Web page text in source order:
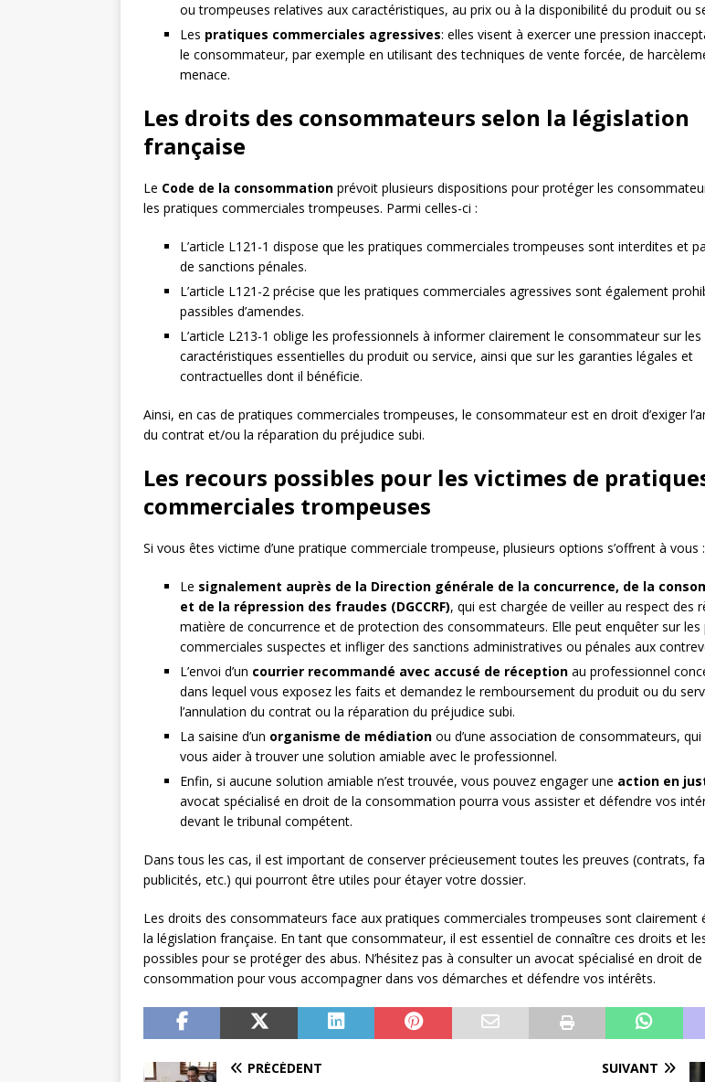
ou trompeuses relatives aux caractéristiques, au prix ou à la disponibilité du produit ou
Les pratiques commerciales agressives: elles visent à exercer une pression
le consommateur, par exemple en utilisant des techniques de vente forcée, de
menace.
Les droits des consommateurs selon la législation
française
Le Code de la consommation prévoit plusieurs dispositions pour protéger les
les pratiques commerciales trompeuses. Parmi celles-ci :
L’article L121-1 dispose que les pratiques commerciales trompeuses sont interdites et
de sanctions pénales.
L’article L121-2 précise que les pratiques commerciales agressives sont également
passibles d’amendes.
L’article L213-1 oblige les professionnels à informer clairement le consommateur sur les
caractéristiques essentielles du produit ou service, ainsi que sur les garanties légales et
contractuelles dont il bénéficie.
Ainsi, en cas de pratiques commerciales trompeuses, le consommateur est en droit d’exiger
du contrat et/ou la réparation du préjudice subi.
Les recours possibles pour les victimes de
commerciales trompeuses
Si vous êtes victime d’une pratique commerciale trompeuse, plusieurs options s’offrent à vous :
Le signalement auprès de la Direction générale de la concurrence, de la
et de la répression des fraudes (DGCCRF), qui est chargée de veiller au respect des
matière de concurrence et de protection des consommateurs. Elle peut enquêter sur les
commerciales suspectes et infliger des sanctions administratives ou pénales aux
L’envoi d’un courrier recommandé avec accusé de réception au professionnel
dans lequel vous exposez les faits et demandez le remboursement du produit ou du
l’annulation du contrat ou la réparation du préjudice subi.
La saisine d’un organisme de médiation ou d’une association de consommateurs,
vous aider à trouver une solution amiable avec le professionnel.
Enfin, si aucune solution amiable n’est trouvée, vous pouvez engager une action en
avocat spécialisé en droit de la consommation pourra vous assister et défendre vos
devant le tribunal compétent.
Dans tous les cas, il est important de conserver précieusement toutes les preuves (contrats,
publicités, etc.) qui pourront être utiles pour étayer votre dossier.
Les droits des consommateurs face aux pratiques commerciales trompeuses sont clairement
la législation française. En tant que consommateur, il est essentiel de connaître ces droits et
possibles pour se protéger des abus. N’hésitez pas à consulter un avocat spécialisé en droit de
consommation pour vous accompagner dans vos démarches et défendre vos intérêts.
PRÉCÉDENT SUIVANT